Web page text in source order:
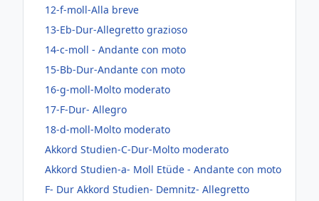
12-f-moll-Alla breve
13-Eb-Dur-Allegretto grazioso
14-c-moll - Andante con moto
15-Bb-Dur-Andante con moto
16-g-moll-Molto moderato
17-F-Dur- Allegro
18-d-moll-Molto moderato
Akkord Studien-C-Dur-Molto moderato
Akkord Studien-a- Moll Etüde - Andante con moto
F- Dur Akkord Studien- Demnitz- Allegretto